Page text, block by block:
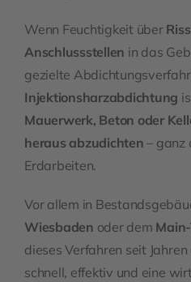
Wenn Feuchtigkeit über
Anschlussstellen in das
gezielte
Injektionsharzabdichtung
Mauerwerk, Beton oder
heraus abzudichten – ganz
Erdarbeiten.
Vor allem in
Wiesbaden oder dem
dieses Verfahren seit
schnell, effektiv und eine